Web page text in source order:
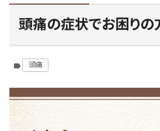
頭痛の症状でお困りの
label 頭痛